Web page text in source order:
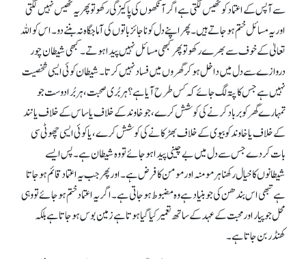
سے آپس کے اعتماد کو ٹھیس لگتی ہے اگر آنکھوں کی پاکیزگی رکھو تو پھر یہ ٹھیس نہیں لگتی
اور یہ مسائل ختم ہو جاتے ہیں۔ پھر اپنے دل کو ناجائز باتوں کی آماجگاہ نہ بننے دو۔ اس کو اللہ
تعالیٰ کے خوف سے بھرے رکھو تو پھر کبھی مسائل نہیں پیدا ہوتے۔ کبھی شیطان چور
دروازے سے دل میں داخل ہو کر گھروں میں فساد نہیں کرتا۔ شیطان کوئی ایسی شخصیت
نہیں ہے جس کا پتہ لگ جائے کہ کس طرح آیا ہے؟ ہر بُری صحبت، ہر بُرا دوست جو
تمہارے گھر کو برباد کرنے کی کوشش کرے، جو خاوند کے خلاف یا ساس کے خلاف یا نند
کے خلاف یا خاوند کو بیوی کے خلاف بھڑکانے کی کوشش کرے، یا کوئی ایسی چھوٹی سی
بات کر دے جس سے دل میں بے چینی پیدا ہو جائے تو وہ شیطان ہے۔ پس ایسے
شیطانوں کا خیال رکھنا ہر مومنہ اور مومن کا فرض ہے۔ اور پھر جب یہ اعتماد قائم ہو جاتا
ہے تبھی اس بندھن کی جو بنیاد ہے وہ مضبوط ہو جاتی ہے۔ اگر یہ اعتماد ختم ہو جائے تو وہی
محل جو پیار اور محبت کے عہد کے ساتھ تعمیر کیا گیا ہوتا ہے زمین بوس ہو جاتا ہے بلکہ
کھنڈر بن جاتا ہے۔